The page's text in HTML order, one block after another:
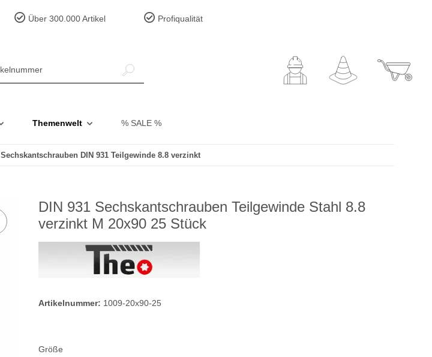
Über 300.000 Artikel Profiqualität
Themenwelt % SALE %
Sechskantschrauben DIN 931 Teilgewinde 8.8 verzinkt
DIN 931 Sechskantschrauben Teilgewinde Stahl 8.8
verzinkt M 20x90 25 Stück
Artikelnummer: 1009-20x90-25
Größe